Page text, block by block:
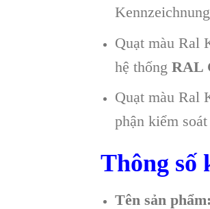
Quạt màu Ral
hệ thống RAL
Quạt màu Ral
phận kiểm
Thông số
Tên sản phẩm: